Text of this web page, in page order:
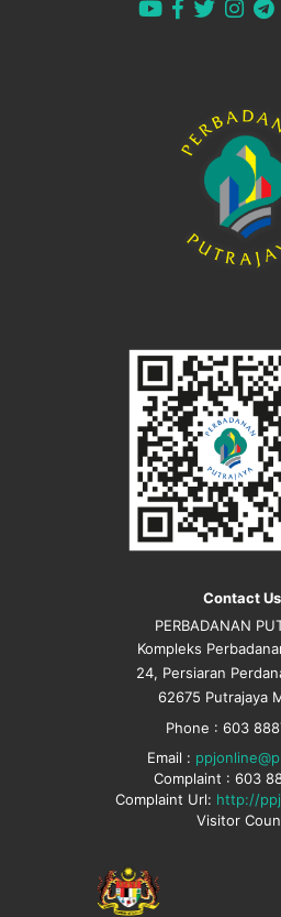
Contact
PERBADANAN
Kompleks
24, Persiaran
62675 Putrajaya
Phone : 603
Email :
Complaint : 603
Complaint Url: http://
Visitor